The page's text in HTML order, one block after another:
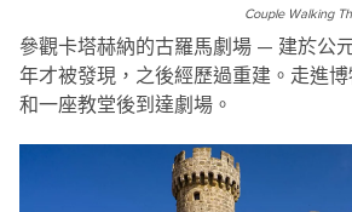
Couple Walking
參觀卡塔赫納的古羅馬劇場 — 建於公
年才被發現，之後經歷過重建。走進
和一座教堂後到達劇場。